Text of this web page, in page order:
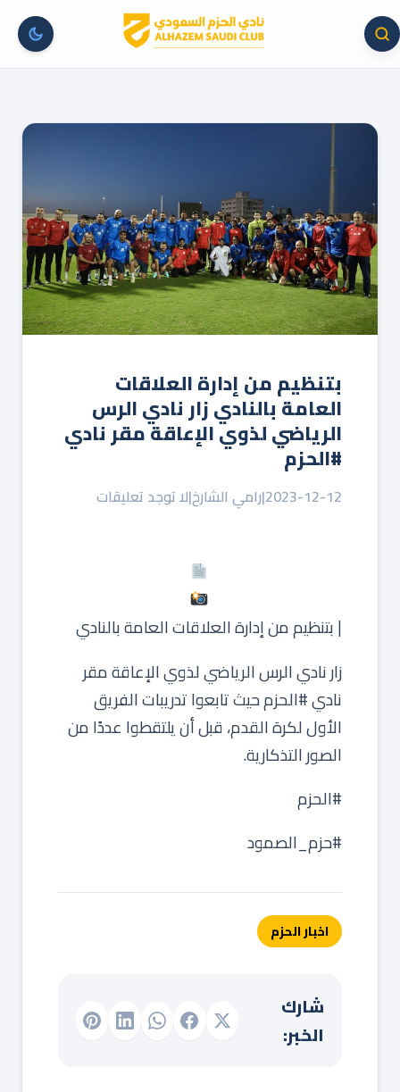
بتنظيم من إدارة العلاقات
العامة بالنادي ‏زار نادي الرس
الرياضي لذوي الإعاقة مقر نادي
⁧‫#الحزم‬⁩
2023-12-12
|رامي الشارخ|لا توجد تعليقات
| بتنظيم من إدارة العلاقات العامة بالنادي
‏زار نادي الرس الرياضي لذوي الإعاقة مقر
نادي ⁧‫#الحزم‬⁩ حيث تابعوا تدريبات الفريق
الأول لكرة القدم، قبل أن يلتقطوا عددًا من
الصور التذكارية.
‏⁧‫#الحزم‬⁩
‏⁧‫#حزم_الصمود‬⁩
اخبار الحزم
شارك
الخبر: